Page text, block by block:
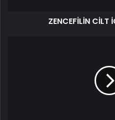
ZENCEFİLİN CİLT